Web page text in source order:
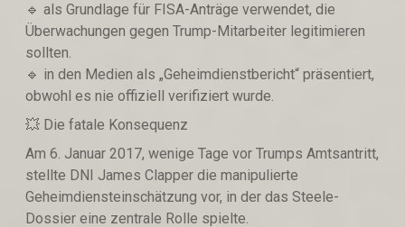
🔹️ als Grundlage für FISA-Anträge verwendet, die
Überwachungen gegen Trump-Mitarbeiter legitimieren
sollten.
🔹️ in den Medien als „Geheimdienstbericht“ präsentiert,
obwohl es nie offiziell verifiziert wurde.
💥 Die fatale Konsequenz
Am 6. Januar 2017, wenige Tage vor Trumps Amtsantritt,
stellte DNI James Clapper die manipulierte
Geheimdiensteinschätzung vor, in der das Steele-
Dossier eine zentrale Rolle spielte.